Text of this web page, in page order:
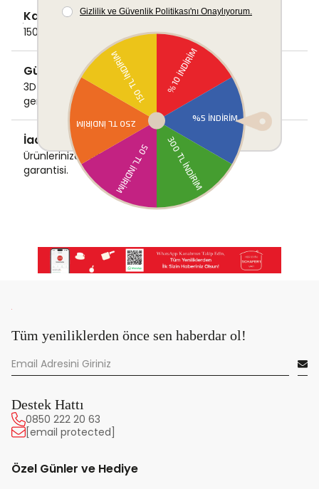
Kargo Ücretsiz
1500 TL ve üzeri alışverişlerde Kargo bedava!
Güvenli Ödeme
3D Secure ile güvenli ödemenizi
gerçekleştirin.
İade & Değişim Garantisi
Ürünlerinizde sorunsuz iade ve değişim
garantisi.
Tüm yeniliklerden önce sen haberdar ol!
Destek Hattı
0850 222 20 63
[email protected]
Özel Günler ve Hediye